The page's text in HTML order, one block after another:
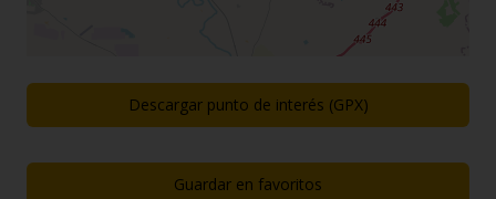
Descargar punto de interés (GPX)
Guardar en favoritos